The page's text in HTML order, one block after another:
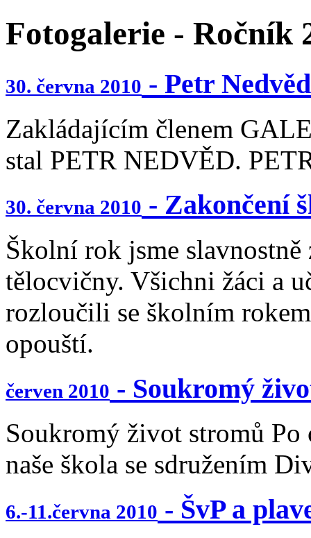
Fotogalerie - Ročník
30. června 2010 - Petr
Zakládajícím členem
stal PETR NEDVĚD.
30. června 2010 - Zakončení
Školní rok jsme
tělocvičny. Všichni žáci a
rozloučili se školním
opouští.
červen 2010 - Soukromý
Soukromý život stromů
naše škola se sdružením
6.-11.června 2010 - ŠvP a